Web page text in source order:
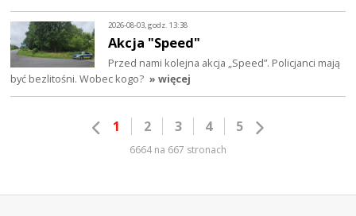
2026-08-03, godz. 13:38
Akcja "Speed"
Przed nami kolejna akcja „Speed”. Policjanci mają
być bezlitośni. Wobec kogo? » więcej
1 2 3 4 5
6664 na 667 stronach